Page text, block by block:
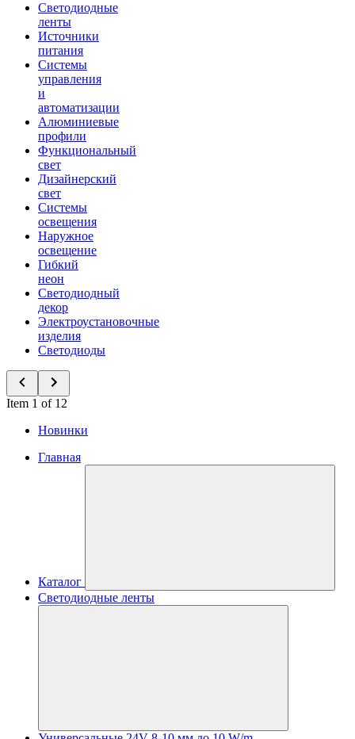
Светодиодные
ленты
Источники
питания
Системы
управления
и
автоматизации
Алюминиевые
профили
Функциональный
свет
Дизайнерский
свет
Системы
освещения
Наружное
освещение
Гибкий
неон
Светодиодный
декор
Электроустановочные
изделия
Светодиоды
Item 1 of 12
Новинки
Главная
Каталог
Светодиодные ленты